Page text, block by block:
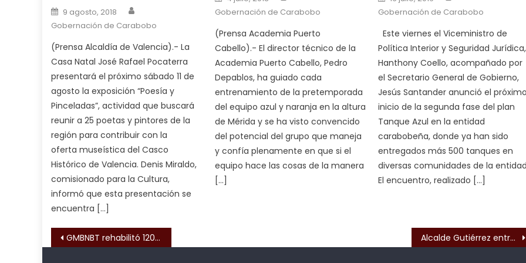
squirting,
आपक
न
ह
भ
क
क
स
आपक
sexy
bbw
Posted on
9 agosto, 2018
Gobernación de Carabobo
(Prensa Alcaldía de Valencia).- La
Casa Natal José Rafael Pocaterra
presentará el próximo sábado 11 de
agosto la exposición “Poesía y
Pinceladas”, actividad que buscará
reunir a 25 poetas y pintores de la
región para contribuir con la
oferta museística del Casco
Histórico de Valencia. Denis Miraldo,
comisionado para la Cultura,
informó que esta presentación se
encuentra […]
Gobernación de Carabobo
(Prensa Academia Puerto
Cabello).- El director técnico de la
Academia Puerto Cabello, Pedro
Depablos, ha guiado cada
entrenamiento de la pretemporada
del equipo azul y naranja en la altura
de Mérida y se ha visto convencido
del potencial del grupo que maneja
y confía plenamente en que si el
equipo hace las cosas de la manera
[…]
Gobernación de Carabobo
Este viernes el Viceministro de
Política Interior y Seguridad Jurídica,
Hanthony Coello, acompañado por
el Secretario General de Gobierno,
Jesús Santander anunció el próximo
inicio de la segunda fase del plan
Tanque Azul en la entidad
carabobeña, donde ya han sido
entregados más 500 tanques en
diversas comunidades de la
El encuentro, realizado […]
Navegación de entradas
GMBNBT rehabilitó 120 viviendas en el sector Santa Rosa de Puerto Cabello Alcalde Gutiérrez entregó distintas ayudas técnicas a familias de Shaday del Norte